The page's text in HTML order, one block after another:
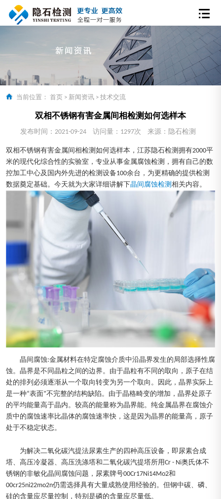
当前位置： 首页 > 新闻资讯 > 技术交流
双相不锈钢有害金属间相检测如何选样本
发布时间：2021-09-24 访问量：1297次 来源：隐石检测
双相不锈钢有害金属间相检测如何选样本，江苏隐石检测拥有2000平
米的现代化综合性的实验室，专业从事金属腐蚀检测，拥有自己的数
控加工中心及国内外先进的检测设备100余台，为更精确的提供检测
数据奠定基础。今天就为大家详细讲解下晶间腐蚀检测 相关内容。
晶间腐蚀:金属材料在特定腐蚀介质中沿晶界发生的局部选择性腐
蚀。晶界是不同晶粒之间的边界。由于晶粒有不同的取向，原子在结
处的排列必须逐渐从一个取向转变为另一个取向。因此，晶界实际上
是一种“表面”不完整的结构缺陷。由于晶格畸变的增加，晶界处原子
的平均能量高于晶内。较高的能量称为晶界能。纯金属晶界在腐蚀介
质中的腐蚀速率比晶体的腐蚀速率快，这是因为晶界的能量高，原子
处于不稳定状态。
为解决二氧化碳汽提法尿素生产的四种高压设备，即尿素合成
塔、高压冷凝器、高压洗涤塔和二氧化碳汽提塔所用Cr - Ni奥氏体不
锈钢的非敏化晶间腐蚀问题，尿素牌号00Cr17Ni14Mo2和
00cr25ni22mo2n仍需选择具有大量成熟使用经验的。但钢中碳、磷、
硅的含量应尽量控制，特别是磷的含量应尽量低。